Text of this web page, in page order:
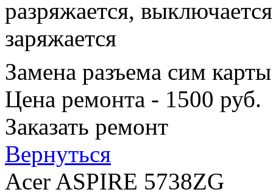
разряжается,
заряжается
Замена разъема сим
Цена ремонта - 1500 руб.
Заказать ремонт
Вернуться
Acer ASPIRE 5738ZG